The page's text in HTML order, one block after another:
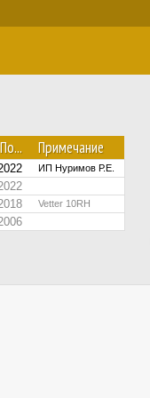
По... Примечание
ИП Нуримов Р.Е.
Vetter 10RH